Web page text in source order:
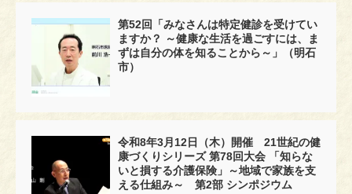
第52回「みなさんは特定健診を受けてい
ますか？ ～健康な生活を過ごすには、ま
ずは自分の体を知ることから～」（明石
市）
令和8年3月12日（木）開催 21世紀の健
康づくりシリーズ 第78回大会 「知らな
いと損する介護保険」～地域で家族を支
える仕組み～ 第2部 シンポジウム